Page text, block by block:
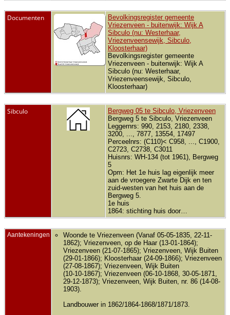
Documenten
Bevolkingsregister gemeente
Vriezenveen - buitenwijk: Wijk A
Sibculo (nu: Westerhaar,
Vriezenveensewijk, Sibculo,
Kloosterhaar)
Bevolkingsregister gemeente
Vriezenveen - buitenwijk: Wijk A
Sibculo (nu: Westerhaar,
Vriezenveensewijk, Sibculo,
Kloosterhaar)
Sibculo
Bergweg 05 te Sibculo, Vriezenveen
Bergweg 5 te Sibculo, Vriezenveen
Leggernrs: 990, 2153, 2180, 2338,
3200, ..., 7877, 13554, 17497
Perceelnrs: (C110)< C958, ..., C1900,
C2723, C2738, C3011
Huisnrs: WH-134 (tot 1961), Bergweg
5
Opm: Het 1e huis lag eigenlijk meer
aan de vroegere Zwarte Dijk en ten
zuid-westen van het huis aan de
Bergweg 5.
1e huis
1864: stichting huis door…
Aantekeningen
Woonde te Vriezenveen (Vanaf 05-05-1835, 22-11-
1862); Vriezenveen, op de Haar (13-01-1864);
Vriezenveen (21-07-1865); Vriezenveen, Wijk Buiten
(29-01-1866); Kloosterhaar (24-09-1866); Vriezenveen
(27-08-1867); Vriezenveen, Wijk Buiten
(10-10-1867); Vriezenveen (06-10-1868, 30-05-1871,
29-12-1873); Vriezenveen, Wijk Buiten, nr. 86 (14-08-
1903).
Landbouwer in 1862/1864-1868/1871/1873.